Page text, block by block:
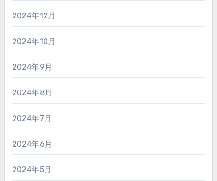
2024年12月
2024年10月
2024年9月
2024年8月
2024年7月
2024年6月
2024年5月